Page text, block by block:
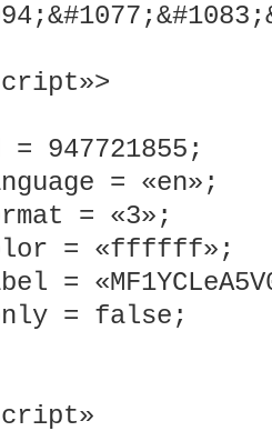
>
947721855;
= «en»;
= «3»;
= «ffffff»;
= false;